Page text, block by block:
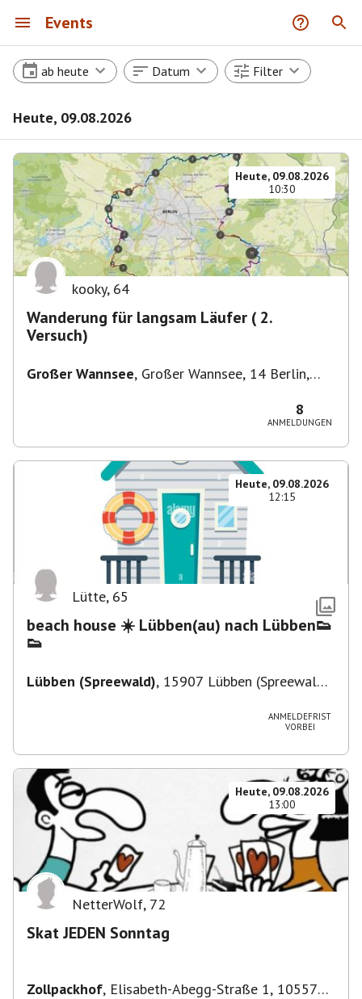
Events
ab heute Datum Filter
Heute, 09.08.2026
Heute, 09.08.2026
10:30
kooky, 64
Wanderung für langsam Läufer ( 2.
Versuch)
Großer Wannsee, Großer Wannsee, 14 Berlin,
8
ANMELDUNGEN
Heute, 09.08.2026
12:15
Lütte, 65
beach house ☀️ Lübben(au) nach Lübben👟
👟
Lübben (Spreewald), 15907 Lübben (Spreewald),
ANMELDEFRIST
VORBEI
Heute, 09.08.2026
13:00
NetterWolf, 72
Skat JEDEN Sonntag
Zollpackhof, Elisabeth-Abegg-Straße 1, 10557